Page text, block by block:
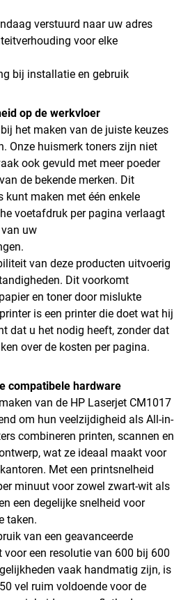
verstuurd naar uw adres
voor elke
bij installatie en gebruik
op de werkvloer
het maken van de juiste keuzes
Onze huismerk toners zijn niet
ook gevuld met meer poeder
de bekende merken. Dit
kunt maken met één enkele
voetafdruk per pagina verlaagt
uw
van deze producten uitvoerig
Dit voorkomt
en toner door mislukte
is een printer die doet wat hij
dat u het nodig heeft, zonder dat
over de kosten per pagina.
compatibele hardware
van de HP Laserjet CM1017
om hun veelzijdigheid als All-in-
combineren printen, scannen en
wat ze ideaal maakt voor
Met een printsnelheid
minuut voor zowel zwart-wit als
een degelijke snelheid voor
taken.
van een geavanceerde
een resolutie van 600 bij 600
vaak handmatig zijn, is
vel ruim voldoende voor de